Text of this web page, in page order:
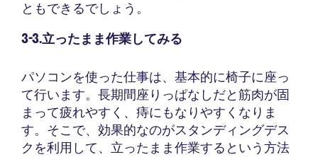
ともできるでしょう。
3-3.立ったまま作業してみる
パソコンを使った仕事は、基本的に椅子に座っ
て行います。長期間座りっぱなしだと筋肉が固
まって疲れやすく、痔にもなりやすくなりま
す。そこで、効果的なのがスタンディングデス
クを利用して、立ったまま作業するという方法